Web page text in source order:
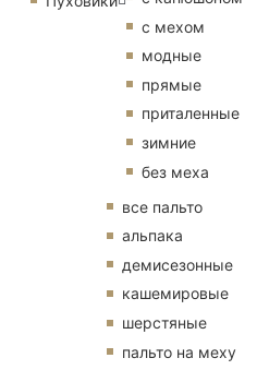
с мехом
модные
прямые
приталенные
зимние
без меха
все пальто
альпака
демисезонные
кашемировые
шерстяные
пальто на меху